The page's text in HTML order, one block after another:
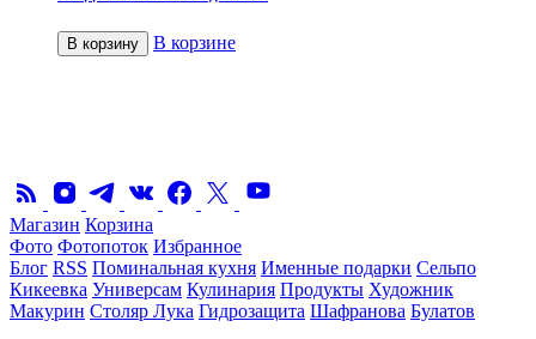
В корзину В корзине
Магазин Корзина
Фото Фотопоток Избранное
Блог RSS Поминальная кухня Именные подарки Сельпо
Кикеевка Универсам Кулинария Продукты Художник
Макурин Столяр Лука Гидрозащита Шафранова Булатов